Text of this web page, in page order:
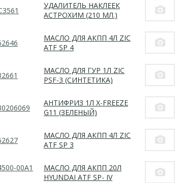
УДАЛИТЕЛЬ НАКЛЕЕК
АСТРОХИМ (210 МЛ.)
МАСЛО ДЛЯ АКПП 4Л ZIC
ATF SP 4
МАСЛО ДЛЯ ГУР 1Л ZIC
PSF-3 (СИНТЕТИКА)
АНТИФРИЗ 1Л X-FREEZE
G11 (ЗЕЛЕНЫЙ)
МАСЛО ДЛЯ АКПП 4Л ZIC
ATF SP 3
00A1
МАСЛО ДЛЯ АКПП 20Л
HYUNDAI ATF SP- IV